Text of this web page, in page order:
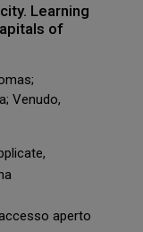
Learning
of
Venudo,
aperto